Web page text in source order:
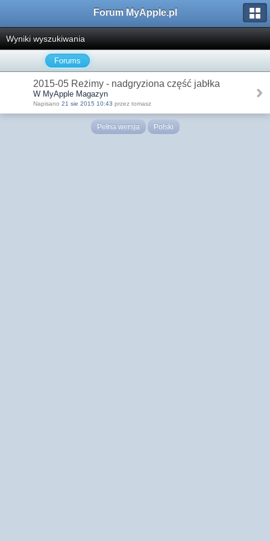
Forum MyApple.pl
Wyniki wyszukiwania
Forums
2015-05 Reżimy - nadgryziona część jabłka
W MyApple Magazyn
Napisano 21 sie 2015 10:43 przez tomasz
Pełna wersja Polski